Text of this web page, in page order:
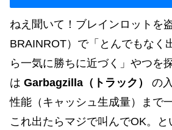
ねえ聞いて！ブレインロットを
BRAINROT）で「とんでもなく
ら一気に勝ちに近づく」やつを
は Garbagzilla（トラック）
の
性能（キャッシュ生成量）まで
これ出たらマジで叫んでOK。